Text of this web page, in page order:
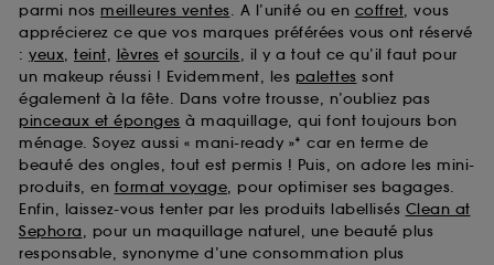
parmi nos meilleures ventes. A l’unité ou en coffret, vous
apprécierez ce que vos marques préférées vous ont réservé
: yeux, teint, lèvres et sourcils, il y a tout ce qu’il faut pour
un makeup réussi ! Evidemment, les palettes sont
également à la fête. Dans votre trousse, n’oubliez pas
pinceaux et éponges à maquillage, qui font toujours bon
ménage. Soyez aussi « mani-ready »* car en terme de
beauté des ongles, tout est permis ! Puis, on adore les mini-
produits, en format voyage, pour optimiser ses bagages.
Enfin, laissez-vous tenter par les produits labellisés Clean at
Sephora, pour un maquillage naturel, une beauté plus
responsable, synonyme d’une consommation plus